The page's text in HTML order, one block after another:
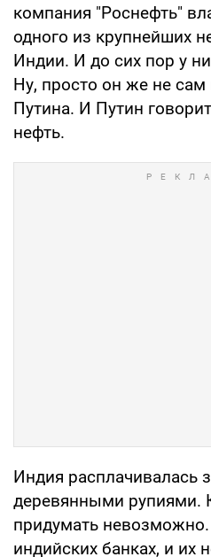
компания "Роснефть"
одного из крупнейших
Индии. И до сих пор у
Ну, просто он же не сам
Путина. И Путин
нефть.
Индия расплачивалась
деревянными рупиями.
придумать
индийских банках, и их